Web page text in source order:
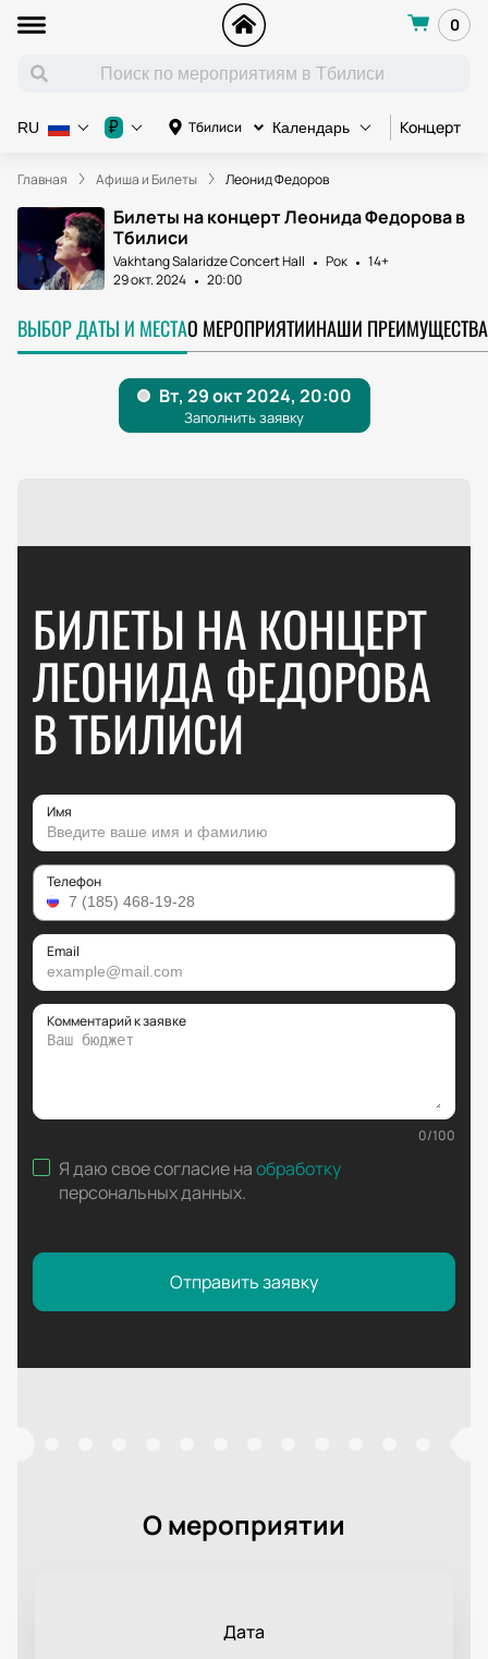
0
Тбилиси Календарь Концерт
RU ₽
Главная Афиша и Билеты Леонид Федоров
Билеты на концерт Леонида Федорова в
Тбилиси
Vakhtang Salaridze Concert Hall Рок
14+
29 окт. 2024
20:00
ВЫБОР ДАТЫ И МЕСТАО МЕРОПРИЯТИИНАШИ ПРЕИМУЩЕСТВА
БИЛЕТЫ НА КОНЦЕРТ
ЛЕОНИДА ФЕДОРОВА
В ТБИЛИСИ
Имя
Телефон
Email
Комментарий к заявке
0/100
Я даю свое согласие наобработку
персональных данных.
Отправить заявку
О мероприятии
Дата